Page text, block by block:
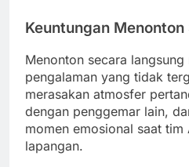
Keuntungan
Menonton secara
pengalaman yang tidak
merasakan atmosfer
dengan penggemar lain,
momen emosional saat tim
lapangan.